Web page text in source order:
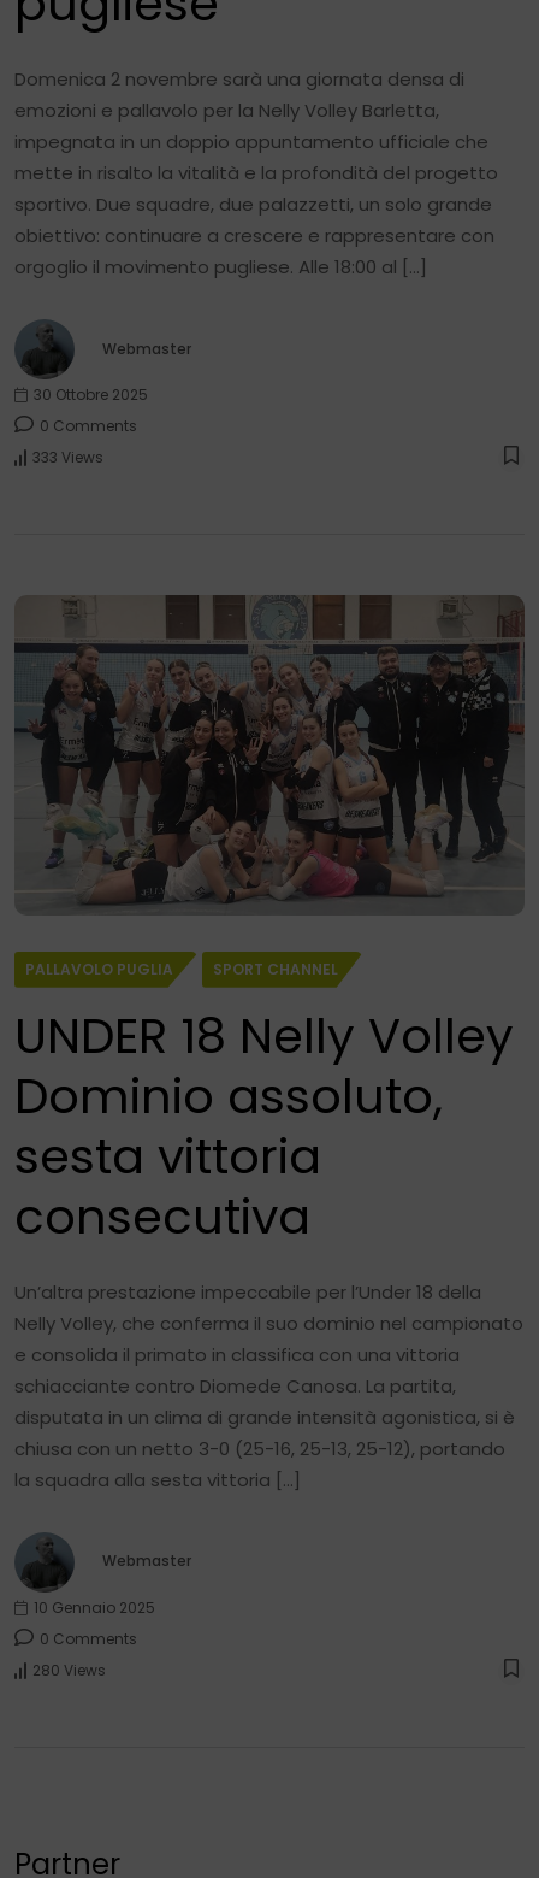
Domenica 2 novembre sarà una giornata densa di
emozioni e pallavolo per la Nelly Volley Barletta,
impegnata in un doppio appuntamento ufficiale che
mette in risalto la vitalità e la profondità del progetto
sportivo. Due squadre, due palazzetti, un solo grande
obiettivo: continuare a crescere e rappresentare con
orgoglio il movimento pugliese. Alle 18:00 al […]
Webmaster
30 Ottobre 2025
0 Comments
333 Views
PALLAVOLO PUGLIA SPORT CHANNEL
UNDER 18 Nelly Volley
Dominio assoluto,
sesta vittoria
consecutiva
Un’altra prestazione impeccabile per l’Under 18 della
Nelly Volley, che conferma il suo dominio nel campionato
e consolida il primato in classifica con una vittoria
schiacciante contro Diomede Canosa. La partita,
disputata in un clima di grande intensità agonistica, si è
chiusa con un netto 3-0 (25-16, 25-13, 25-12), portando
la squadra alla sesta vittoria […]
Webmaster
10 Gennaio 2025
0 Comments
280 Views
Partner